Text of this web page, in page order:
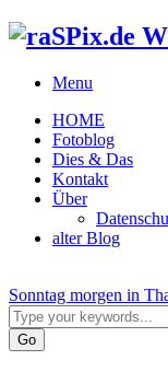
Menu
HOME
Fotoblog
Dies & Das
Kontakt
Über
alter Blog
Sonntag morgen in